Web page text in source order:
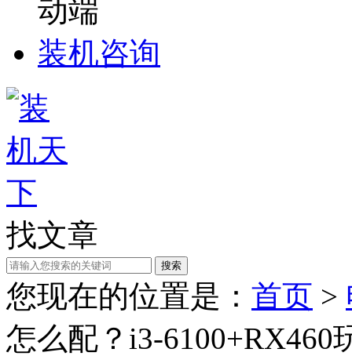
装机咨询
找文章
搜索
您现在的位置是： 首页 >
怎么配？i3-6100+RX460